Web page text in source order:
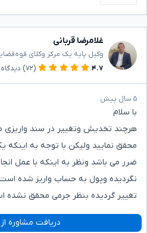
غلامرضا قربانی
وکیل پایه یک مرکز وکلای
۴.۷
(۷۲) دیدگاه
۵ سال پیش
با سلام
هرچند تخدیش وتغییر در سند واریزی
محقق نمایید ولیکن با توجه به اینکه
ضرر می باشد ونظر به اینکه با عمل
نگردیده وپول به حساب واریز شده
تغییر گردیده بنظر جرمی محقق نشده
دریافت مشاوره